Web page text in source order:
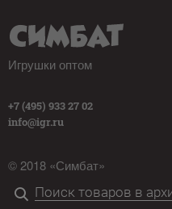
Игрушки оптом
+7 (495) 933 27 02
info@igr.ru
© 2018 «Симбат»